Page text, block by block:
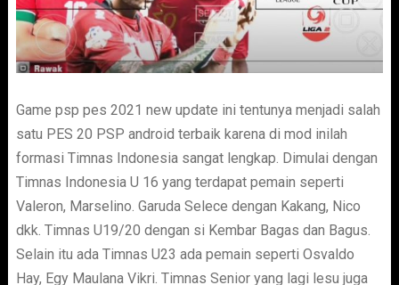
Game psp pes 2021 new update ini tentunya menjadi salah
satu PES 20 PSP android terbaik karena di mod inilah
formasi Timnas Indonesia sangat lengkap. Dimulai dengan
Timnas Indonesia U 16 yang terdapat pemain seperti
Valeron, Marselino. Garuda Selece dengan Kakang, Nico
dkk. Timnas U19/20 dengan si Kembar Bagas dan Bagus.
Selain itu ada Timnas U23 ada pemain seperti Osvaldo
Hay, Egy Maulana Vikri. Timnas Senior yang lagi lesu juga